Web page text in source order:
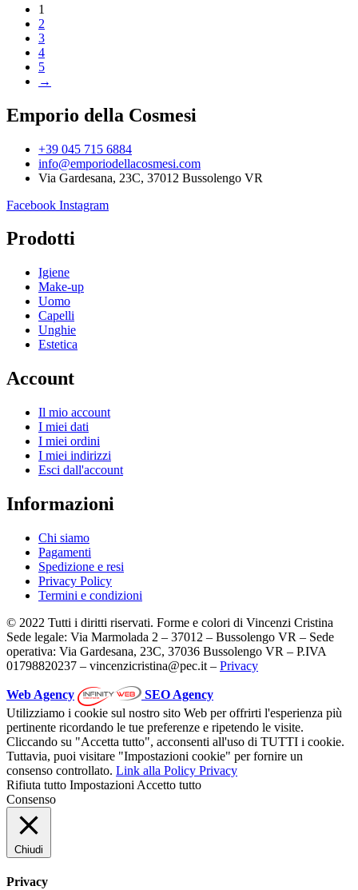
1
2
3
4
5
→
Emporio della Cosmesi
+39 045 715 6884
info@emporiodellacosmesi.com
Via Gardesana, 23C, 37012 Bussolengo VR
Facebook Instagram
Prodotti
Igiene
Make-up
Uomo
Capelli
Unghie
Estetica
Account
Il mio account
I miei dati
I miei ordini
I miei indirizzi
Esci dall'account
Informazioni
Chi siamo
Pagamenti
Spedizione e resi
Privacy Policy
Termini e condizioni
© 2022 Tutti i diritti riservati. Forme e colori di Vincenzi Cristina
Sede legale: Via Marmolada 2 – 37012 – Bussolengo VR – Sede
operativa: Via Gardesana, 23C, 37036 Bussolengo VR – P.IVA
01798820237 – vincenzicristina@pec.it – Privacy
Web Agency
SEO Agency
Utilizziamo i cookie sul nostro sito Web per offrirti l'esperienza più
pertinente ricordando le tue preferenze e ripetendo le visite.
Cliccando su "Accetta tutto", acconsenti all'uso di TUTTI i cookie.
Tuttavia, puoi visitare "Impostazioni cookie" per fornire un
consenso controllato. Link alla Policy Privacy
Rifiuta tutto Impostazioni Accetto tutto
Consenso
Chiudi
Privacy